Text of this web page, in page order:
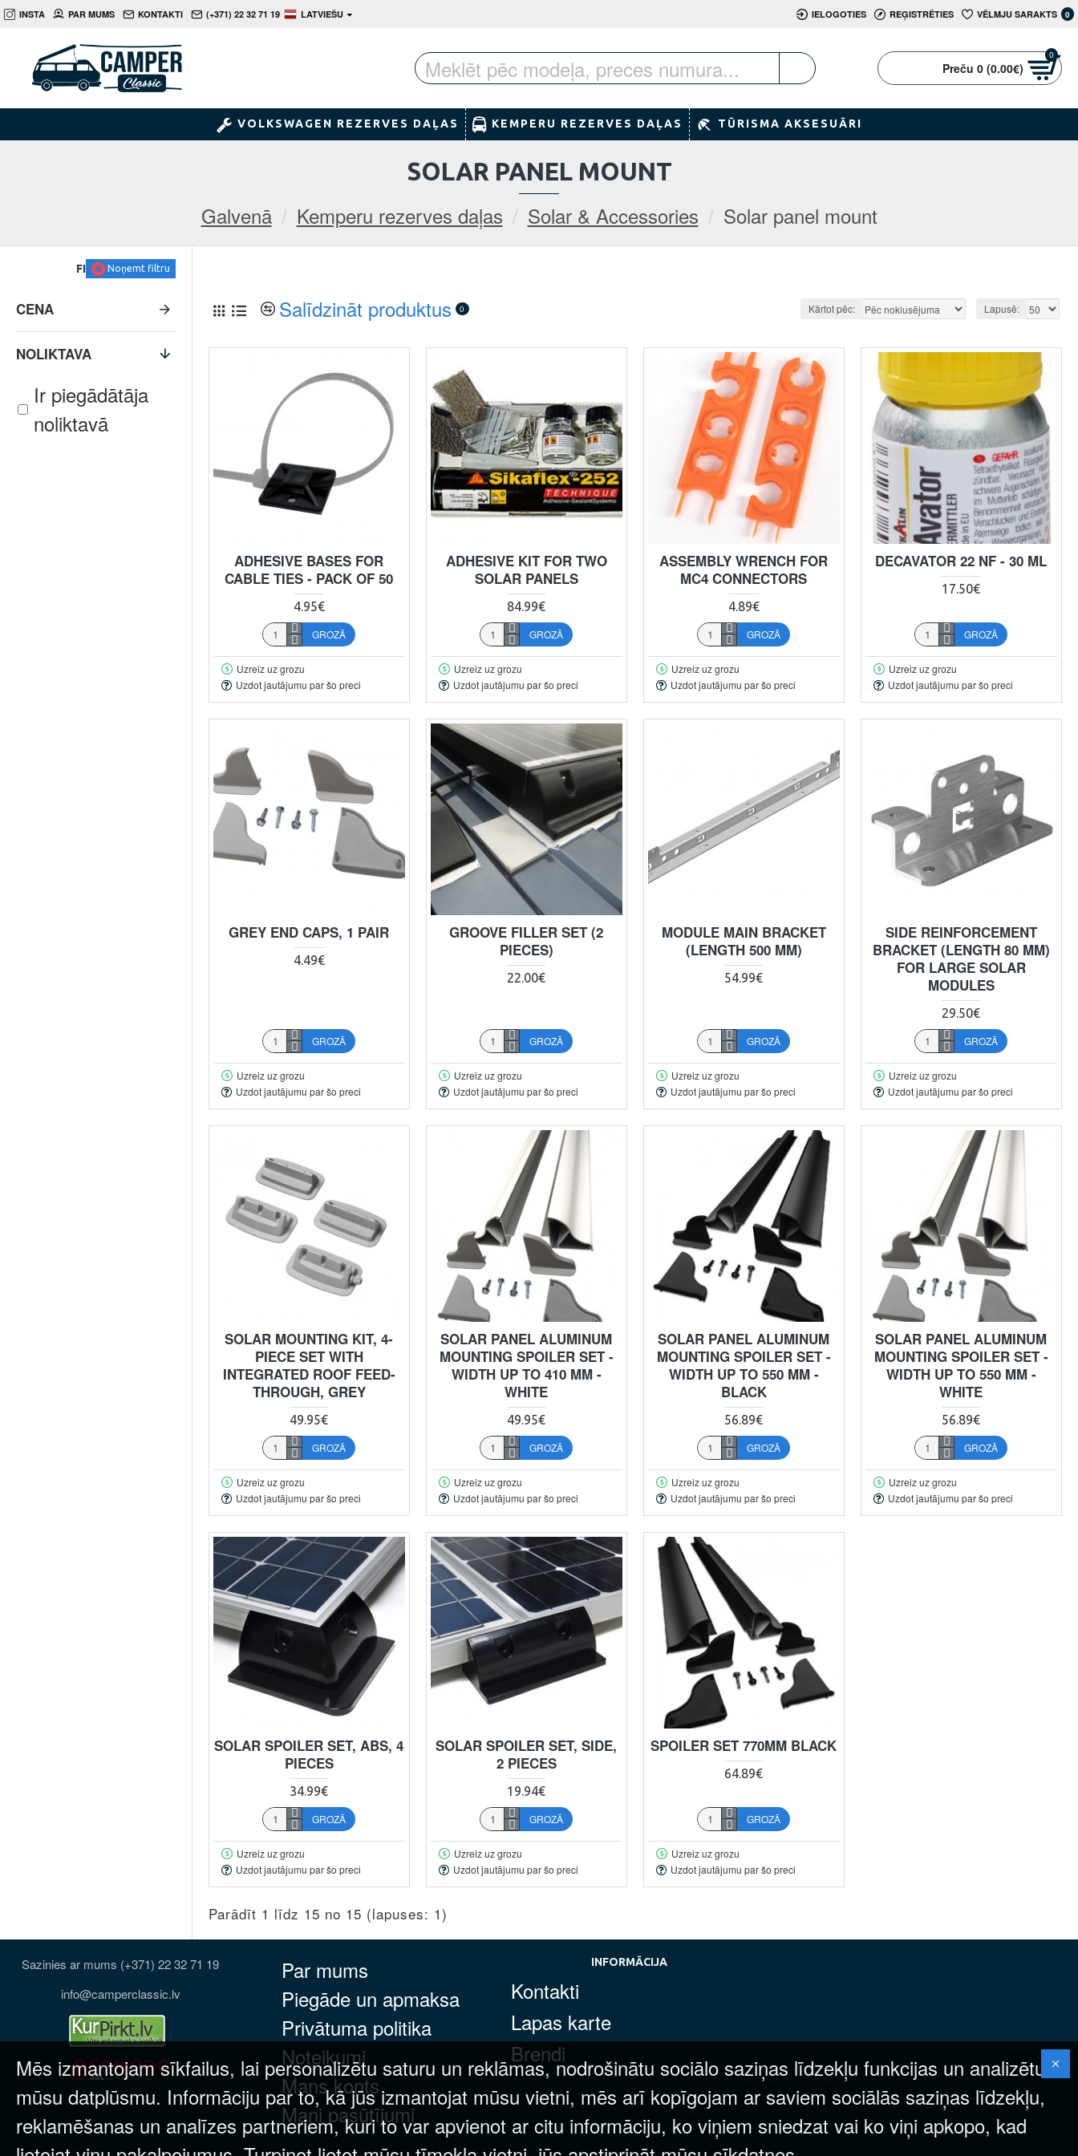
INSTA PAR MUMS KONTAKTI (+371) 22 32 71 19 LATVIEŠU IELOGOTIES REĢISTRĒTIES VĒLMJU SARAKTS 0
Preču 0 (0.00€)
0
VOLKSWAGEN REZERVES DAĻAS KEMPERU REZERVES DAĻAS TŪRISMA AKSESUĀRI
Galvenā Kemperu rezerves daļas Solar & Accessories Solar panel mount
SOLAR PANEL MOUNT
FILTRSNoņemt filtru
CENA
NOLIKTAVA
Ir piegādātāja
noliktavā
Salīdzināt produktus 0 Kārtot pēc: Lapusē:
ADHESIVE BASES FOR
CABLE TIES - PACK OF 50
4.95€
GROZĀ
Uzreiz uz grozu
Uzdot jautājumu par šo preci
ADHESIVE KIT FOR TWO
SOLAR PANELS
84.99€
GROZĀ
Uzreiz uz grozu
Uzdot jautājumu par šo preci
ASSEMBLY WRENCH FOR
MC4 CONNECTORS
4.89€
GROZĀ
Uzreiz uz grozu
Uzdot jautājumu par šo preci
DECAVATOR 22 NF - 30 ML
17.50€
GROZĀ
Uzreiz uz grozu
Uzdot jautājumu par šo preci
GREY END CAPS, 1 PAIR
4.49€
GROZĀ
Uzreiz uz grozu
Uzdot jautājumu par šo preci
GROOVE FILLER SET (2
PIECES)
22.00€
GROZĀ
Uzreiz uz grozu
Uzdot jautājumu par šo preci
MODULE MAIN BRACKET
(LENGTH 500 MM)
54.99€
GROZĀ
Uzreiz uz grozu
Uzdot jautājumu par šo preci
SIDE REINFORCEMENT
BRACKET (LENGTH 80 MM)
FOR LARGE SOLAR
MODULES
29.50€
GROZĀ
Uzreiz uz grozu
Uzdot jautājumu par šo preci
SOLAR MOUNTING KIT, 4-
PIECE SET WITH
INTEGRATED ROOF FEED-
THROUGH, GREY
49.95€
GROZĀ
Uzreiz uz grozu
Uzdot jautājumu par šo preci
SOLAR PANEL ALUMINUM
MOUNTING SPOILER SET -
WIDTH UP TO 410 MM -
WHITE
49.95€
GROZĀ
Uzreiz uz grozu
Uzdot jautājumu par šo preci
SOLAR PANEL ALUMINUM
MOUNTING SPOILER SET -
WIDTH UP TO 550 MM -
BLACK
56.89€
GROZĀ
Uzreiz uz grozu
Uzdot jautājumu par šo preci
SOLAR PANEL ALUMINUM
MOUNTING SPOILER SET -
WIDTH UP TO 550 MM -
WHITE
56.89€
GROZĀ
Uzreiz uz grozu
Uzdot jautājumu par šo preci
SOLAR SPOILER SET, ABS, 4
PIECES
34.99€
GROZĀ
Uzreiz uz grozu
Uzdot jautājumu par šo preci
SOLAR SPOILER SET, SIDE,
2 PIECES
19.94€
GROZĀ
Uzreiz uz grozu
Uzdot jautājumu par šo preci
SPOILER SET 770MM BLACK
64.89€
GROZĀ
Uzreiz uz grozu
Uzdot jautājumu par šo preci
Parādīt 1 līdz 15 no 15 (lapuses: 1)
Sazinies ar mums (+371) 22 32 71 19
info@camperclassic.lv
Par mums
Piegāde un apmaksa
Privātuma politika
Noteikumi
Mans konts
Mani pasūtījumi
INFORMĀCIJA
Kontakti
Lapas karte
Brendi
Mēs izmantojam sīkfailus, lai personalizētu saturu un reklāmas, nodrošinātu sociālo saziņas līdzekļu funkcijas un analizētu
mūsu datplūsmu. Informāciju par to, kā jūs izmantojat mūsu vietni, mēs arī kopīgojam ar saviem sociālās saziņas līdzekļu,
reklamēšanas un analīzes partneriem, kuri to var apvienot ar citu informāciju, ko viņiem sniedzat vai ko viņi apkopo, kad